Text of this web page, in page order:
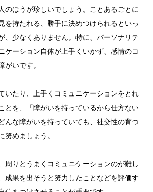
のほうが珍しいでしょう。ことあるごとに
を持たれる、勝手に決めつけられるといっ
、少なくありません。特に、パーソナリテ
ケーション自体が上手くいかず、感情のコ
がいです。
いたり、上手くコミュニケーションをとれ
とを、「障がいを持っているから仕方ない
んな障がいを持っていても、社交性の育つ
努めましょう。
周りとうまくコミュニケーションのが難し
成果を出そうと努力したことなどを評価す